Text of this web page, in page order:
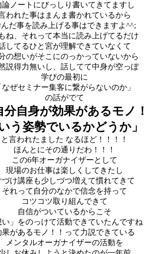
論ノートにびっしり書いてきてますし
われた事はまんま書かれているから
だ事を読み上げる事はできますよ^^;
ね、それって本当に読み上げてるだけ
してるひと宮が理解できていなくて
の想いがそこにのっかっていないから
説得力無いし、話してて中身が空っぽ
学びの最初に
なぜセミナー集客に繋がらないのか」
の話がでて
分自身が効果があるモノ！
う姿勢でいるかどうか」
と言われたました なるほど！！！！
ほんとにその通りだわ！！！
この6年オーガナイザーとして
現場のお仕事は楽しくしてきたし
づけ講座も少しづつ増えて慣れてきて
それって自分のなかで信念を持って
コツコツ取り組んできて
自信がついているからこそ
い」をのっけて活動できていたんですね
果があるモノ！！って力説できている
メンタルオーガナイザーの活動を